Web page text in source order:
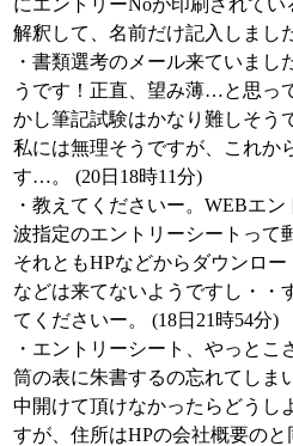
にエントリーNoが印刷されて
解釈して、名前だけ記入しまし
・書類選考のメール来ていまし
うです！正直、望み薄…と思っ
かし筆記試験はかなり難しそ
私には無理そうですが、これか
す…。 (20日18時11分)
・教えてくださいー。WEBエ
波指定のエントリーシートって
それともHPなどからダウンロ
などは来てないようですし・・
てくださいー。 (18日21時54分)
・エントリーシート、やっと
筒の表に朱書するの忘れてしま
中開けて頂けなかったらどうし
すが、住所はHPの会社概要のと